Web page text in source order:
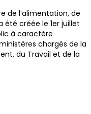
de l’alimentation, de
été créée le 1er juillet
à caractère
chargés de la
du Travail et de la